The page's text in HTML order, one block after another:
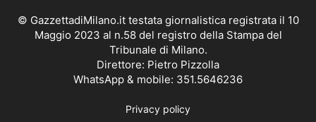
© GazzettadiMilano.it testata giornalistica registrata il 10
Maggio 2023 al n.58 del registro della Stampa del
Tribunale di Milano.
Direttore: Pietro Pizzolla
WhatsApp & mobile: 351.5646236
Privacy policy